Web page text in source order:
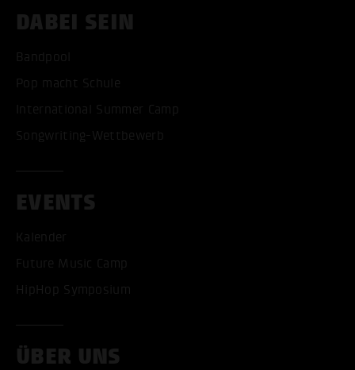
DABEI SEIN
Bandpool
Pop macht Schule
International Summer Camp
Songwriting-Wettbewerb
EVENTS
Kalender
Future Music Camp
HipHop Symposium
ÜBER UNS